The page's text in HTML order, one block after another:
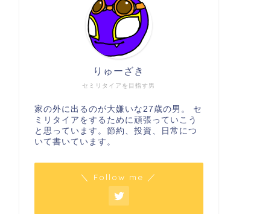
セミリタイアを目指す男
りゅーざき
家の外に出るのが大嫌いな27歳の男。 セ
ミリタイアをするために頑張っていこう
と思っています。節約、投資、日常につ
いて書いています。
＼ Follow me ／